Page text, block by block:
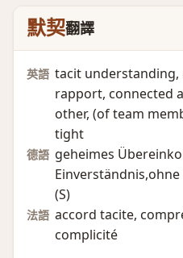
默契翻譯
英語 tacit
rapport, connected
other, (of team
tight
德語 geheimes
(S)​
法語 accord tacite,
complicité